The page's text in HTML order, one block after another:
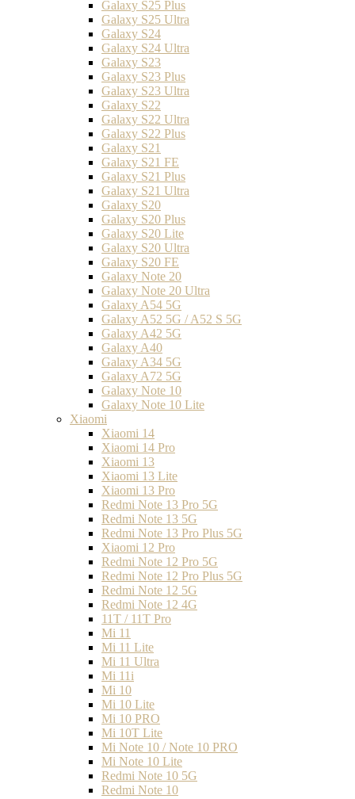
Galaxy S25 Plus
Galaxy S25 Ultra
Galaxy S24
Galaxy S24 Ultra
Galaxy S23
Galaxy S23 Plus
Galaxy S23 Ultra
Galaxy S22
Galaxy S22 Ultra
Galaxy S22 Plus
Galaxy S21
Galaxy S21 FE
Galaxy S21 Plus
Galaxy S21 Ultra
Galaxy S20
Galaxy S20 Plus
Galaxy S20 Lite
Galaxy S20 Ultra
Galaxy S20 FE
Galaxy Note 20
Galaxy Note 20 Ultra
Galaxy A54 5G
Galaxy A52 5G / A52 S 5G
Galaxy A42 5G
Galaxy A40
Galaxy A34 5G
Galaxy A72 5G
Galaxy Note 10
Galaxy Note 10 Lite
Xiaomi
Xiaomi 14
Xiaomi 14 Pro
Xiaomi 13
Xiaomi 13 Lite
Xiaomi 13 Pro
Redmi Note 13 Pro 5G
Redmi Note 13 5G
Redmi Note 13 Pro Plus 5G
Xiaomi 12 Pro
Redmi Note 12 Pro 5G
Redmi Note 12 Pro Plus 5G
Redmi Note 12 5G
Redmi Note 12 4G
11T / 11T Pro
Mi 11
Mi 11 Lite
Mi 11 Ultra
Mi 11i
Mi 10
Mi 10 Lite
Mi 10 PRO
Mi 10T Lite
Mi Note 10 / Note 10 PRO
Mi Note 10 Lite
Redmi Note 10 5G
Redmi Note 10